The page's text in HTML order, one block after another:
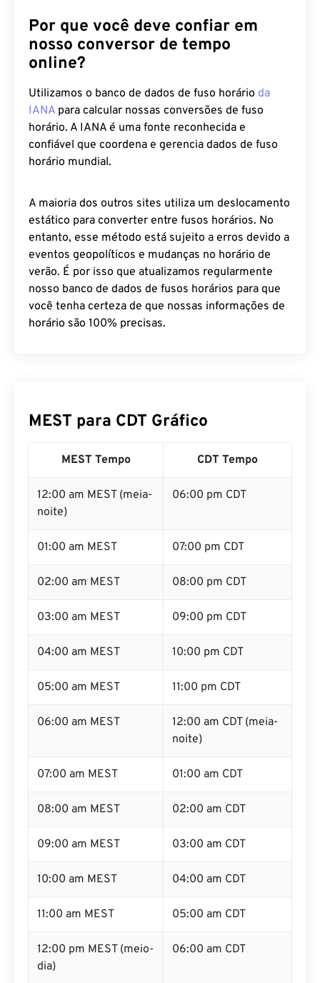
Por que você deve confiar em
nosso conversor de tempo
online?
Utilizamos o banco de dados de fuso horário da
IANA para calcular nossas conversões de fuso
horário. A IANA é uma fonte reconhecida e
confiável que coordena e gerencia dados de fuso
horário mundial.
A maioria dos outros sites utiliza um deslocamento
estático para converter entre fusos horários. No
entanto, esse método está sujeito a erros devido a
eventos geopolíticos e mudanças no horário de
verão. É por isso que atualizamos regularmente
nosso banco de dados de fusos horários para que
você tenha certeza de que nossas informações de
horário são 100% precisas.
MEST para CDT Gráfico
MEST Tempo CDT Tempo
12:00 am MEST (meia-
noite)
06:00 pm CDT
01:00 am MEST 07:00 pm CDT
02:00 am MEST 08:00 pm CDT
03:00 am MEST 09:00 pm CDT
04:00 am MEST 10:00 pm CDT
05:00 am MEST 11:00 pm CDT
06:00 am MEST
12:00 am CDT (meia-
noite)
07:00 am MEST 01:00 am CDT
08:00 am MEST 02:00 am CDT
09:00 am MEST 03:00 am CDT
10:00 am MEST 04:00 am CDT
11:00 am MEST 05:00 am CDT
12:00 pm MEST (meio-
dia)
06:00 am CDT